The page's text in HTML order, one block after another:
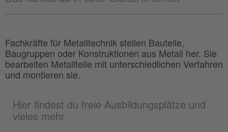
Hier findest du freie Ausbildungsplätze und
vieles mehr
Fachkräfte für Metalltechnik stellen Bauteile,
Baugruppen oder Konstruktionen aus Metall her. Sie
bearbeiten Metallteile mit unterschiedlichen Verfahren
und montieren sie.